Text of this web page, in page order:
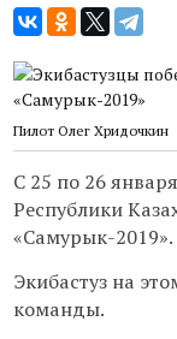
Пилот Олег Хридочкин
С 25 по 26
Республики
«Самурык-2019».
Экибастуз на
команды.